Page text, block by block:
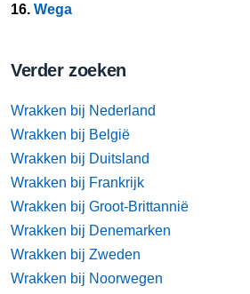
16. Wega
Verder zoeken
Wrakken bij Nederland
Wrakken bij België
Wrakken bij Duitsland
Wrakken bij Frankrijk
Wrakken bij Groot-Brittannië
Wrakken bij Denemarken
Wrakken bij Zweden
Wrakken bij Noorwegen